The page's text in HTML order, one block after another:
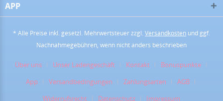
16.06.26
APP
* Alle Preise inkl. gesetzl. Mehrwertsteuer zzgl. Versandkosten und ggf.
Nachnahmegebühren, wenn nicht anders beschrieben
Über uns Unser Ladengeschäft Kontakt
Bonuspunkte
App
Versandbedingungen Zahlungsarten
AGB
Widerrufsrecht
Datenschutz Impressum